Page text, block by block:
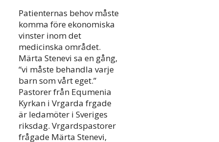
Patienternas behov måste
komma före ekonomiska
vinster inom det
medicinska området.
Märta Stenevi sa en gång,
“vi måste behandla varje
barn som vårt eget.”
Pastorer från Equmenia
Kyrkan i Vrgarda frgade
är ledamöter i Sveriges
riksdag. Vrgardspastorer
frågade Märta Stenevi,